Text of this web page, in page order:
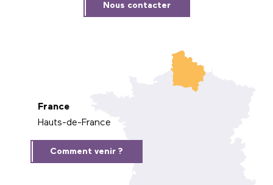
Nous contacter
France
Hauts-de-France
Comment venir ?